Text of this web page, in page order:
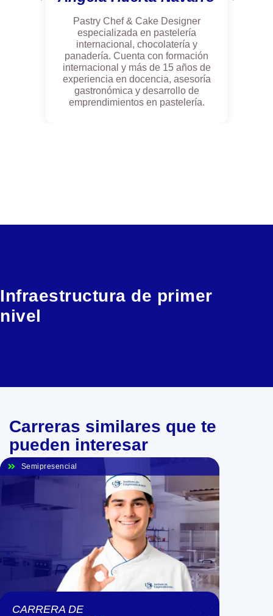
patrimonialmente
sólidas y
rentable,
conocer y
manejar la
financiación
que requiere de
la empresa, en
profesionales
visión a nivel
Pastry Chef & Cake Designer
especializada en pastelería
internacional, chocolatería y
panadería. Cuenta con formación
internacional y más de 15 años de
experiencia en docencia, asesoría
gastronómica y desarrollo de
emprendimientos en pastelería.
Infraestructura de primer
nivel
Carreras similares que te
pueden interesar
Semipresencial
CARRERA DE